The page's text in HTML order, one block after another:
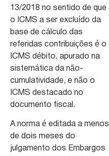
13/2018 no sentido de que
o ICMS a ser excluído da
base de cálculo das
referidas contribuições é o
ICMS débito, apurado na
sistemática da não-
cumulatividade, e não o
ICMS destacado no
documento fiscal.
A norma é editada a menos
de dois meses do
julgamento dos Embargos